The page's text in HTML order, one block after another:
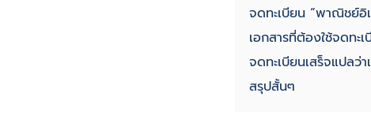
จดทะเบียน “พาณิชย์อิ
เอกสารที่ต้องใช้จดทะ
จดทะเบียนเสร็จแปลว่
สรุปสั้นๆ